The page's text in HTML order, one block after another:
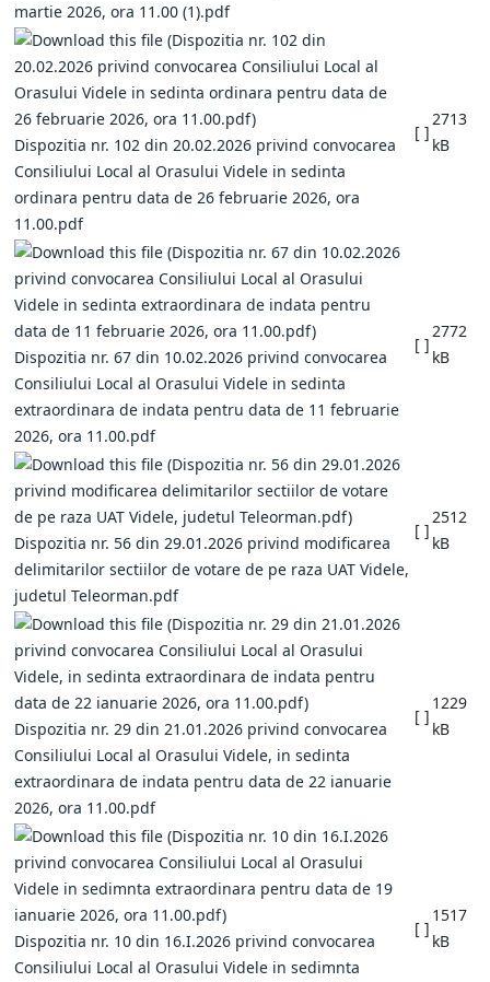
martie 2026, ora 11.00 (1).pdf
Dispozitia nr. 102 din 20.02.2026 privind convocarea
Consiliului Local al Orasului Videle in sedinta
ordinara pentru data de 26 februarie 2026, ora
11.00.pdf
[ ]
2713
kB
Dispozitia nr. 67 din 10.02.2026 privind convocarea
Consiliului Local al Orasului Videle in sedinta
extraordinara de indata pentru data de 11 februarie
2026, ora 11.00.pdf
[ ]
2772
kB
Dispozitia nr. 56 din 29.01.2026 privind modificarea
delimitarilor sectiilor de votare de pe raza UAT Videle,
judetul Teleorman.pdf
[ ]
2512
kB
Dispozitia nr. 29 din 21.01.2026 privind convocarea
Consiliului Local al Orasului Videle, in sedinta
extraordinara de indata pentru data de 22 ianuarie
2026, ora 11.00.pdf
[ ]
1229
kB
Dispozitia nr. 10 din 16.I.2026 privind convocarea
Consiliului Local al Orasului Videle in sedimnta
[ ]
1517
kB